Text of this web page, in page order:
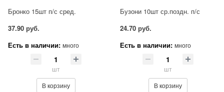
Бронко 15шт п/с сред.
37.90 руб.
Есть в наличии: много
шт
В корзину
Бузони 10шт ср.поздн. п/с
24.70 руб.
Есть в наличии: много
шт
В корзину